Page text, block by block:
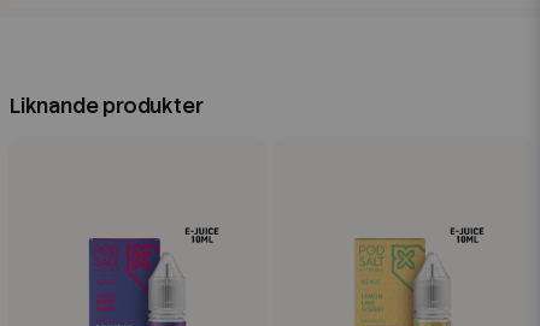
Liknande produkter